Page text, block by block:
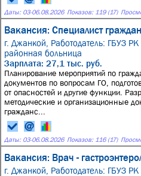
Даты: 03-06.08.2026 Показов: 119 (17)
Вакансия: Специалист
г. Джанкой, Работодатель: ГБУЗ
районная больница
Зарплата: 27,1 тыс. руб.
Планирование мероприятий по
документов по вопросам ГО,
от опасностей и другие функции.
методические и организационные
гражданс...
Даты: 03-06.08.2026 Показов: 116 (17)
Вакансия: Врач -
г. Джанкой, Работодатель: ГБУЗ